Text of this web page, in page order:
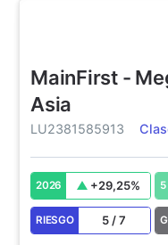
MainFirst -
Asia
LU2381585913
2026 +29,25%
RIESGO 5 /7